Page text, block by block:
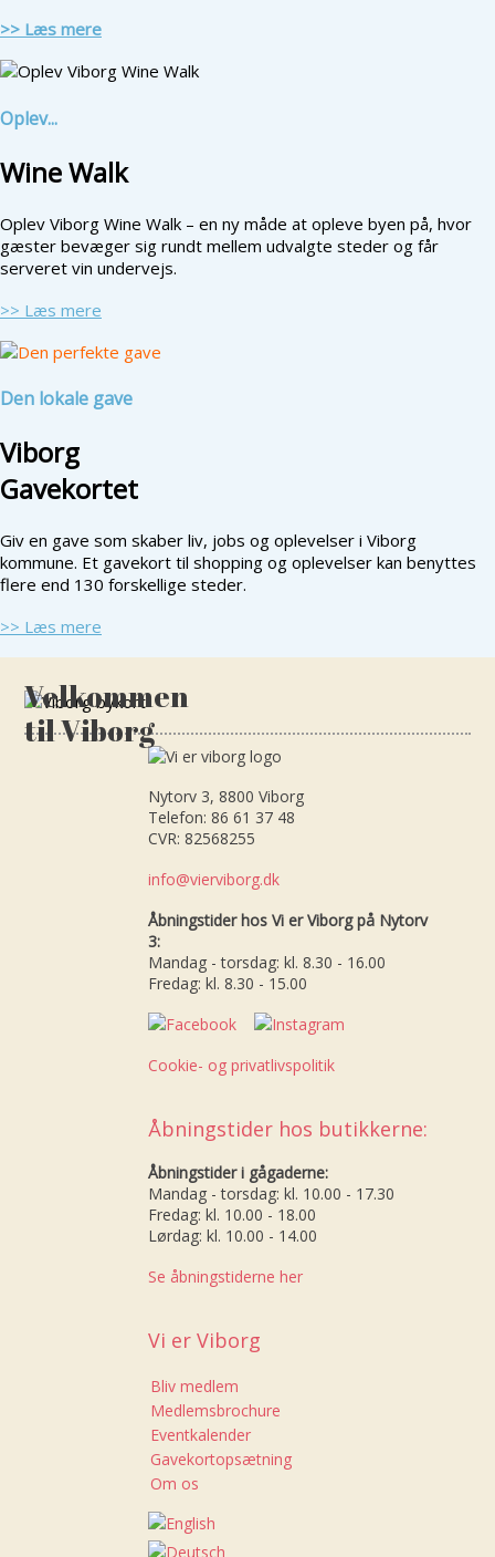
>> Læs mere
Oplev...
Wine Walk
Oplev Viborg Wine Walk – en ny måde at opleve byen på, hvor
gæster bevæger sig rundt mellem udvalgte steder og får
serveret vin undervejs.
>> Læs mere
Den lokale gave
Viborg
Gavekortet
Giv en gave som skaber liv, jobs og oplevelser i Viborg
kommune. Et gavekort til shopping og oplevelser kan benyttes
flere end 130 forskellige steder.
>> Læs mere
Velkommen
til Viborg
Nytorv 3, 8800 Viborg
Telefon: 86 61 37 48
CVR: 82568255
info@vierviborg.dk
Åbningstider hos Vi er Viborg på Nytorv
3:
Mandag - torsdag: kl. 8.30 - 16.00
Fredag: kl. 8.30 - 15.00
Cookie- og privatlivspolitik
Åbningstider hos butikkerne:
Åbningstider i gågaderne:
Mandag - torsdag: kl. 10.00 - 17.30
Fredag: kl. 10.00 - 18.00
Lørdag: kl. 10.00 - 14.00
Se åbningstiderne her
Vi er Viborg
Bliv medlem
Medlemsbrochure
Eventkalender
Gavekortopsætning
Om os